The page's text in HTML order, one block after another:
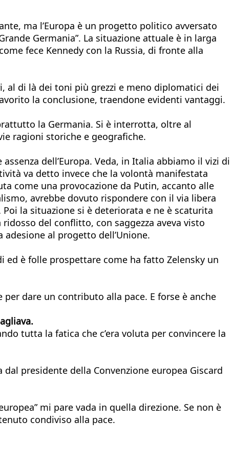
ma l’Europa è un progetto politico avversato
Germania”. La situazione attuale è in larga
fece Kennedy con la Russia, di fronte alla
al di là dei toni più grezzi e meno diplomatici dei
la conclusione, traendone evidenti vantaggi.
la Germania. Si è interrotta, oltre al
ragioni storiche e geografiche.
dell’Europa. Veda, in Italia abbiamo il vizi di
va detto invece che la volontà manifestata
come una provocazione da Putin, accanto alle
avrebbe dovuto rispondere con il via libera
la situazione si è deteriorata e ne è scaturita
del conflitto, con saggezza aveva visto
adesione al progetto dell’Unione.
è folle prospettare come ha fatto Zelensky un
dare un contributo alla pace. E forse è anche
tutta la fatica che c’era voluta per convincere la
presidente della Convenzione europea Giscard
mi pare vada in quella direzione. Se non è
condiviso alla pace.